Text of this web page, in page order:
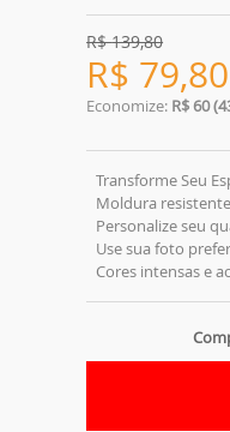
R$139,80
R$ 79,80
Economize: R$ 60
Transforme Seu
Moldura
Personalize seu
Use sua foto
Cores intensas e